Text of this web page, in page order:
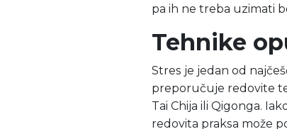
pa ih ne treba uzimati
Tehnike
Stres je jedan od
preporučuje redovite
Tai Chija ili Qigonga.
redovita praksa može